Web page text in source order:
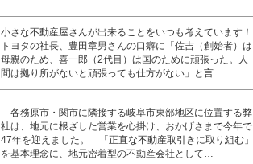
小さな不動産屋さんが出来ることをいつも考えています！
トヨタの社長、豊田章男さんの口癖に「佐吉（創始者）は
母親のため、喜一郎（2代目）は国のために頑張った。人
間は拠り所がないと頑張っても仕方がない」と言…
各務原市・関市に隣接する岐阜市東部地区に位置する弊
社は、地元に根ざした営業を心掛け、おかげさまで今年で
47年を迎えました。 「正直な不動産取引きに取り組む」
を基本理念に、地元密着型の不動産会社として…